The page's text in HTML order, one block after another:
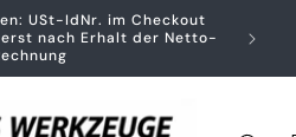
USt-IdNr. im Checkout
nach Erhalt der Netto-
Auch